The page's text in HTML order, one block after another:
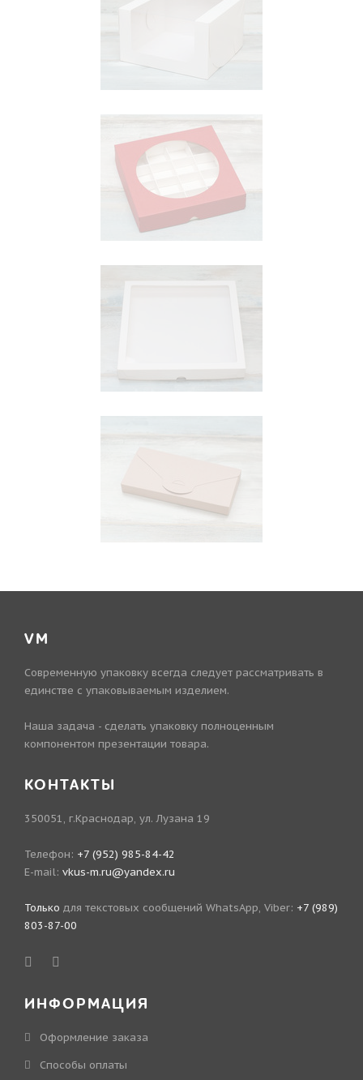
VM
Современную упаковку всегда следует рассматривать в
единстве с упаковываемым изделием.
Наша задача - сделать упаковку полноценным
компонентом презентации товара.
КОНТАКТЫ
350051, г.Краснодар, ул. Лузана 19
Телефон: +7 (952) 985-84-42
E-mail: vkus-m.ru@yandex.ru
Только для текстовых сообщений WhatsApp, Viber: +7 (989)
803-87-00
ИНФОРМАЦИЯ
Оформление заказа
Способы оплаты